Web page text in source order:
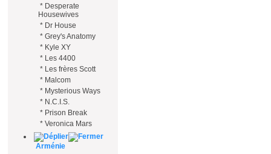
* Desperate
Housewives
* Dr House
* Grey's Anatomy
* Kyle XY
* Les 4400
* Les frères Scott
* Malcom
* Mysterious Ways
* N.C.I.S.
* Prison Break
* Veronica Mars
Arménie